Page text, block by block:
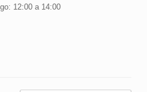
12:00 a 14:00